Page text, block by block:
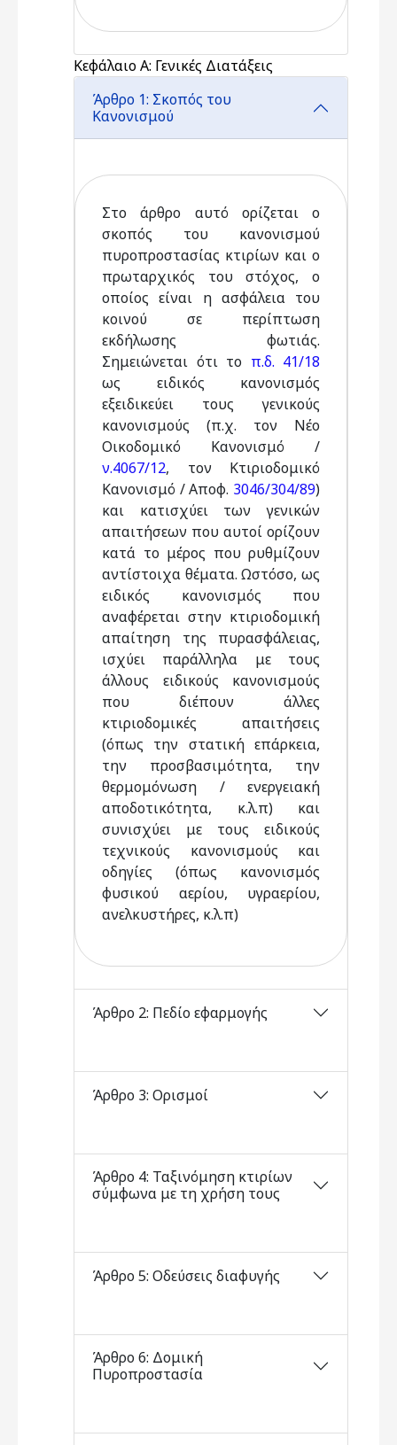
Κεφάλαιο Α: Γενικές Διατάξεις
Άρθρο 1: Σκοπός του
Κανονισμού
Στο άρθρο αυτό ορίζεται ο
σκοπός του κανονισμού
πυροπροστασίας κτιρίων και ο
πρωταρχικός του στόχος, ο
οποίος είναι η ασφάλεια του
κοινού σε περίπτωση
εκδήλωσης φωτιάς.
Σημειώνεται ότι το π.δ. 41/18
ως ειδικός κανονισμός
εξειδικεύει τους γενικούς
κανονισμούς (π.χ. τον Νέο
Οικοδομικό Κανονισμό /
ν.4067/12, τον Κτιριοδομικό
Κανονισμό / Αποφ. 3046/304/89)
και κατισχύει των γενικών
απαιτήσεων που αυτοί ορίζουν
κατά το μέρος που ρυθμίζουν
αντίστοιχα θέματα. Ωστόσο, ως
ειδικός κανονισμός που
αναφέρεται στην κτιριοδομική
απαίτηση της πυρασφάλειας,
ισχύει παράλληλα με τους
άλλους ειδικούς κανονισμούς
που διέπουν άλλες
κτιριοδομικές απαιτήσεις
(όπως την στατική επάρκεια,
την προσβασιμότητα, την
θερμομόνωση / ενεργειακή
αποδοτικότητα, κ.λ.π) και
συνισχύει με τους ειδικούς
τεχνικούς κανονισμούς και
οδηγίες (όπως κανονισμός
φυσικού αερίου, υγραερίου,
ανελκυστήρες, κ.λ.π)
Άρθρο 2: Πεδίο εφαρμογής
Άρθρο 3: Ορισμοί
Άρθρο 4: Ταξινόμηση κτιρίων
σύμφωνα με τη χρήση τους
Άρθρο 5: Οδεύσεις διαφυγής
Άρθρο 6: Δομική
Πυροπροστασία